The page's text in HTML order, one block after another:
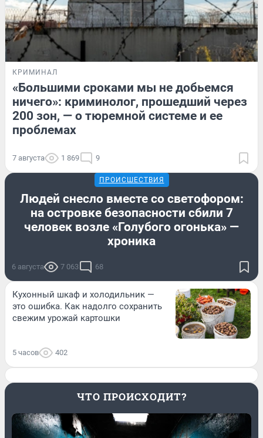
КРИМИНАЛ
«Большими сроками мы не добьемся
ничего»: криминолог, прошедший через
200 зон, — о тюремной системе и ее
проблемах
7 августа 1 869 9
ПРОИСШЕСТВИЯ
Людей снесло вместе со светофором:
на островке безопасности сбили 7
человек возле «Голубого огонька» —
хроника
6 августа 7 063 68
Кухонный шкаф и холодильник —
это ошибка. Как надолго сохранить
свежим урожай картошки
5 часов 402
ЧТО ПРОИСХОДИТ?